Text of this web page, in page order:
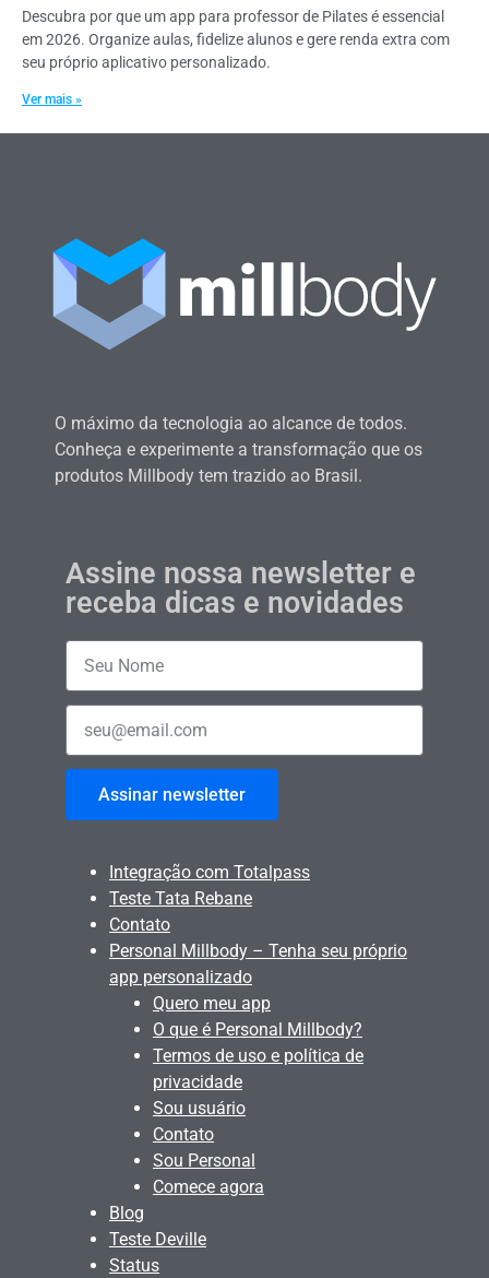
Descubra por que um app para professor de Pilates é essencial
em 2026. Organize aulas, fidelize alunos e gere renda extra com
seu próprio aplicativo personalizado.
Ver mais »
O máximo da tecnologia ao alcance de todos.
Conheça e experimente a transformação que os
produtos Millbody tem trazido ao Brasil.
Assine nossa newsletter e
receba dicas e novidades
Assinar newsletter
Integração com Totalpass
Teste Tata Rebane
Contato
Personal Millbody – Tenha seu próprio
app personalizado
Quero meu app
O que é Personal Millbody?
Termos de uso e política de
privacidade
Sou usuário
Contato
Sou Personal
Comece agora
Blog
Teste Deville
Status